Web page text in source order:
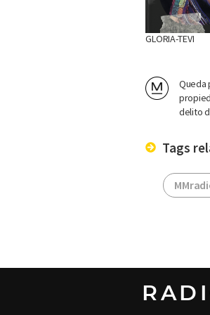
GLORIA-TEVI
Queda
delito
Tags